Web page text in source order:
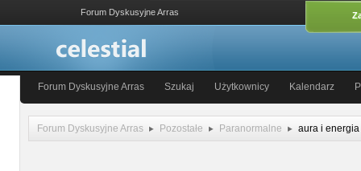
Forum Dyskusyjne Arras
Forum Dyskusyjne Arras Szukaj Użytkownicy Kalendarz
Forum Dyskusyjne Arras Pozostałe Paranormalne aura i energia